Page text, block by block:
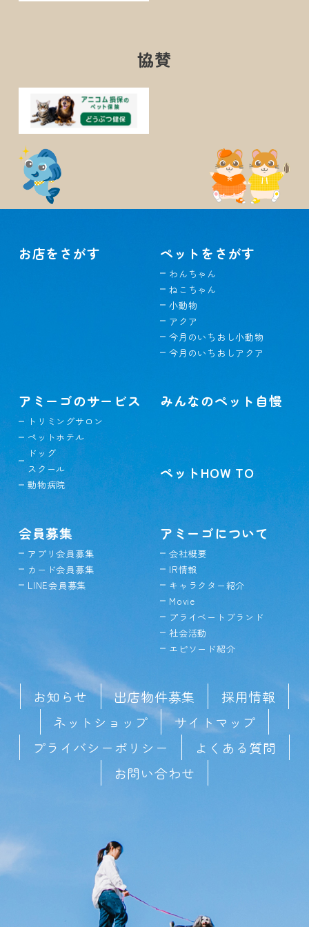
協賛
お店をさがす ペットをさがす
わんちゃん
ねこちゃん
小動物
アクア
今月のいちおし小動物
今月のいちおしアクア
アミーゴのサービス
トリミングサロン
ペットホテル
ドッグ
スクール
動物病院
みんなのペット自慢
ペットHOW TO
会員募集
アプリ会員募集
カード会員募集
LINE会員募集
アミーゴについて
会社概要
IR情報
キャラクター紹介
Movie
プライベートブランド
社会活動
エピソード紹介
お知らせ 出店物件募集
採用情報
ネットショップ
サイトマップ
プライバシーポリシー
よくある質問
お問い合わせ